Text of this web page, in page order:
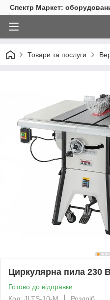
Спектр Маркет:
Товари та послуги
Циркулярна пила 230
Готово до відправки
Код: JLTS-10-M
Роздріб